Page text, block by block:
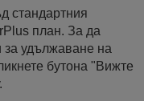
стандартния
план. За да
за удължаване на
бутона "Вижте